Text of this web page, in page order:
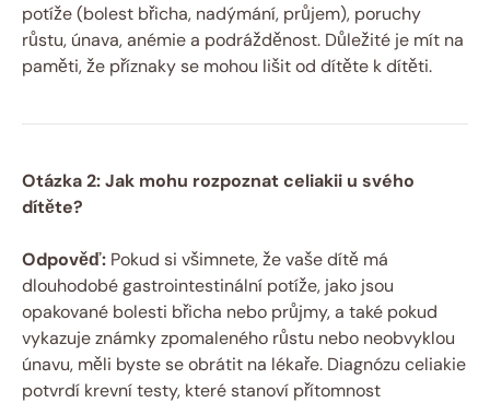
potíže (bolest břicha, nadýmání, průjem), poruchy
růstu, únava, anémie a podrážděnost. Důležité je mít na
paměti, že příznaky se mohou lišit od dítěte k dítěti.
Otázka 2: Jak mohu rozpoznat celiakii u svého
dítěte?
Odpověď: Pokud si všimnete, že vaše dítě má
dlouhodobé gastrointestinální potíže, jako jsou
opakované bolesti břicha nebo průjmy, a také pokud
vykazuje známky zpomaleného růstu nebo neobvyklou
únavu, měli byste se obrátit na lékaře. Diagnózu celiakie
potvrdí krevní testy, které stanoví přítomnost